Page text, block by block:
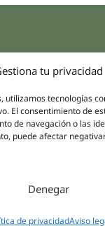
tu privacidad
utilizamos tecnologías
El consentimiento de
de navegación o las
puede afectar
Denegar
de privacidadAviso